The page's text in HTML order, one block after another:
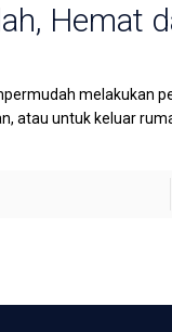
Hemat
melakukan
atau untuk keluar